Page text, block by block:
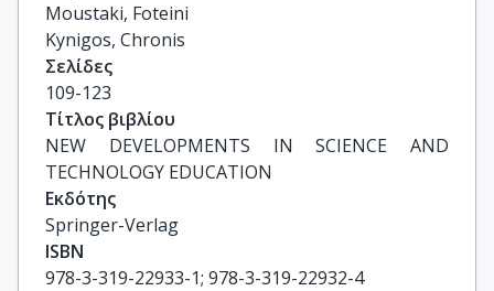
Moustaki, Foteini
Kynigos, Chronis
Σελίδες
109-123
Τίτλος βιβλίου
NEW DEVELOPMENTS IN SCIENCE AND
TECHNOLOGY EDUCATION
Εκδότης
Springer-Verlag
ISBN
978-3-319-22933-1; 978-3-319-22932-4